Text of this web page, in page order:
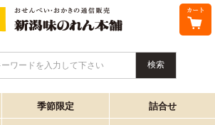
ワードを入力して下さい
季節限定 詰合せ